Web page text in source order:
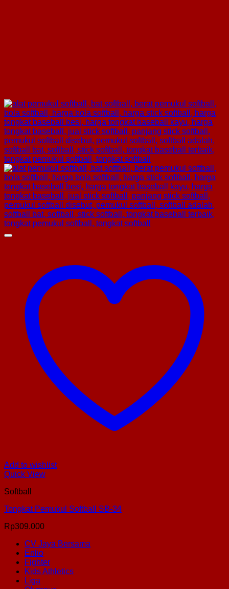
Add to wishlist
Quick View
Softball
Tongkat Pemukul Softball SB-34
Rp309.000
CV Jaya Bersama
Enlio
Fighter
Kids Athletics
Liga